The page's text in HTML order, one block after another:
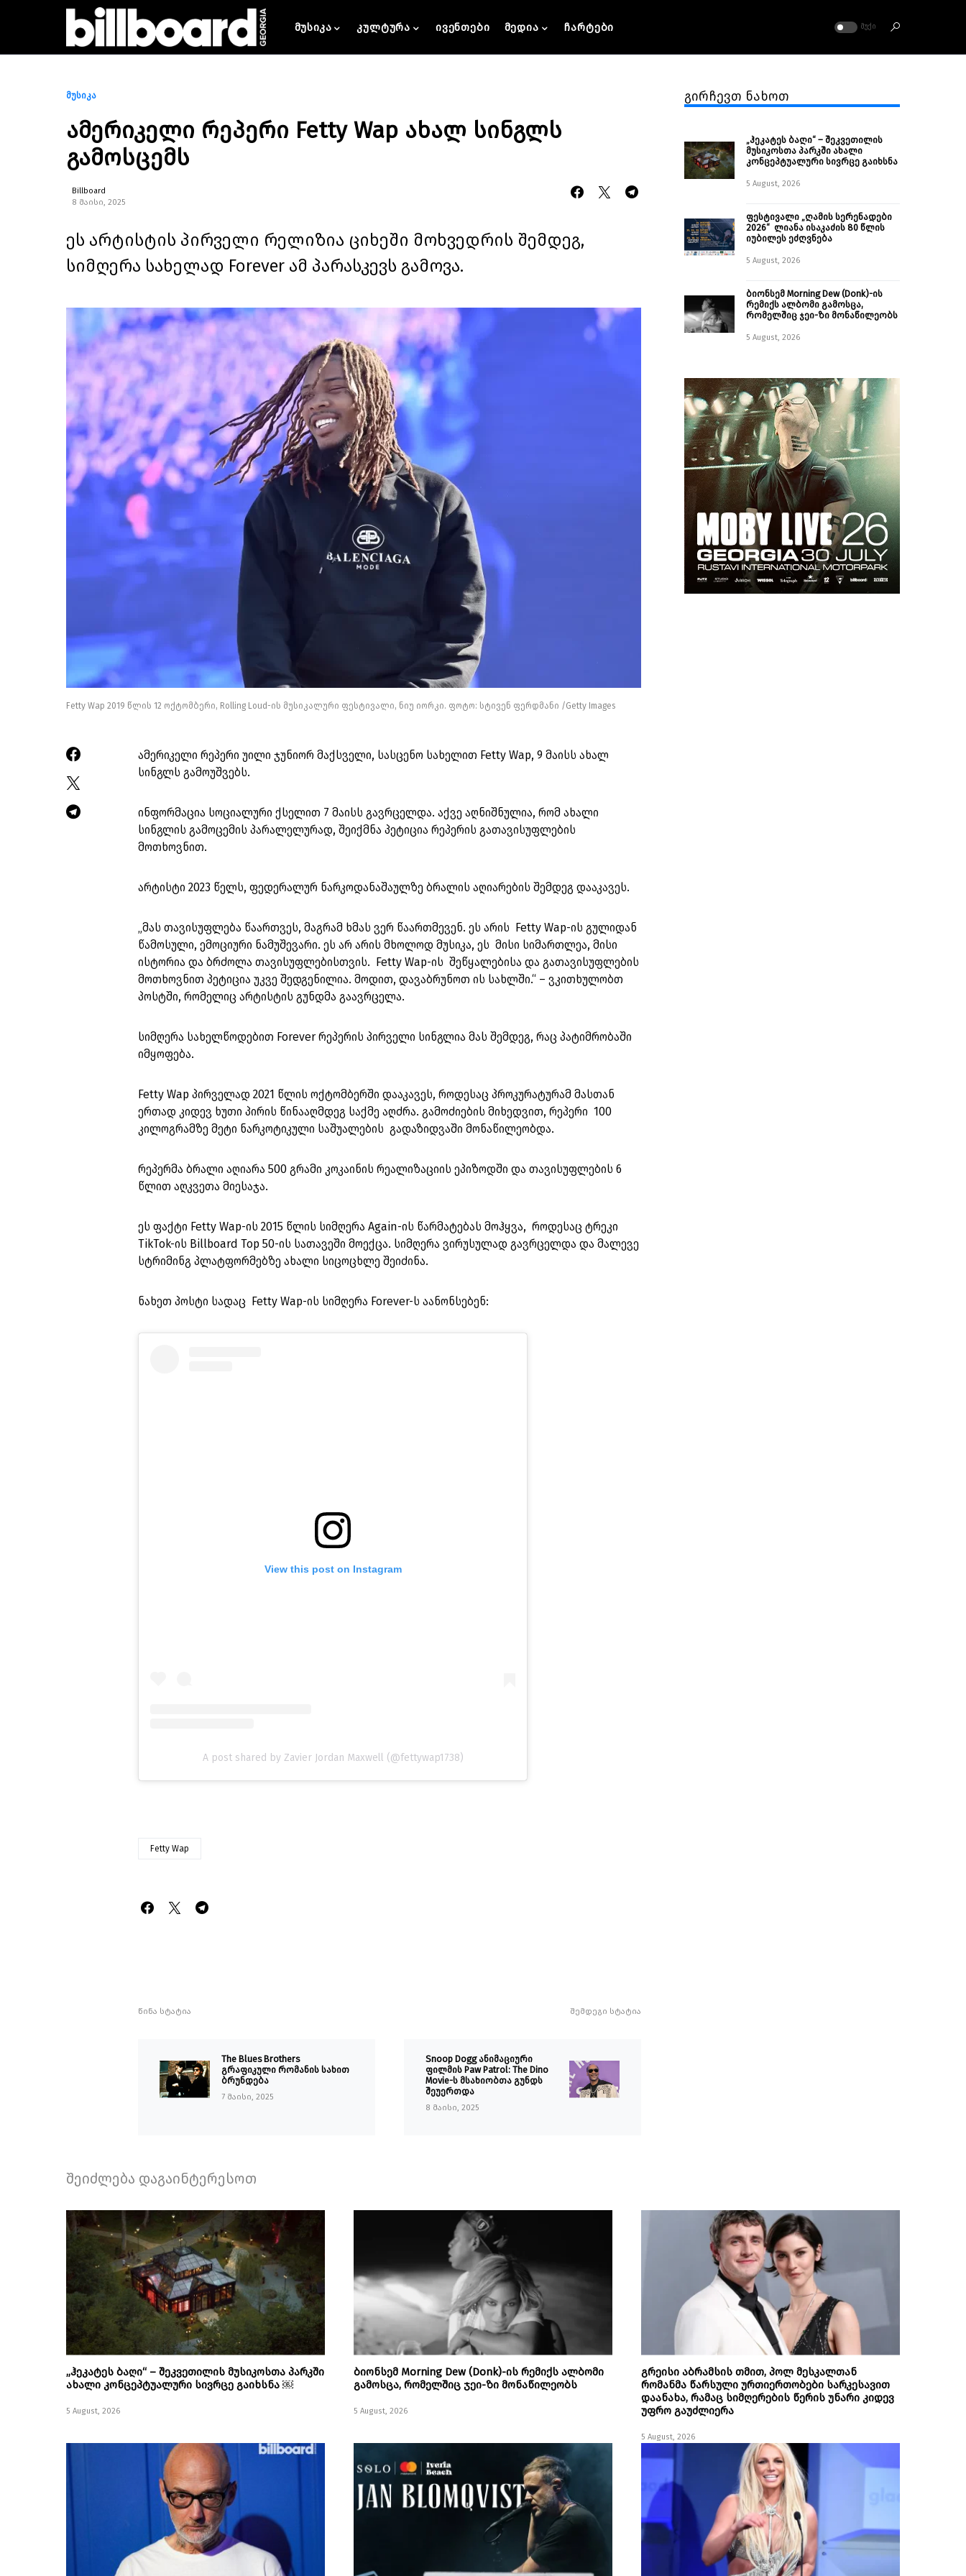
მუსიკა კულტურა ივენთები მედია ჩარტები ᲛᲣᲥᲘ
მუსიკა
ამერიკელი რეპერი Fetty Wap ახალ სინგლს
გამოსცემს
Billboard
8 მაისი, 2025
ეს არტისტის პირველი რელიზია ციხეში მოხვედრის შემდეგ,
სიმღერა სახელად Forever ამ პარასკევს გამოვა.
Fetty Wap 2019 წლის 12 ოქტომბერი, Rolling Loud-ის მუსიკალური ფესტივალი, ნიუ იორკი. ფოტო: სტივენ ფერდმანი /Getty Images
ამერიკელი რეპერი უილი ჯუნიორ მაქსველი, სასცენო სახელით Fetty Wap, 9 მაისს ახალ
სინგლს გამოუშვებს.
ინფორმაცია სოციალური ქსელით 7 მაისს გავრცელდა. აქვე აღნიშნულია, რომ ახალი
სინგლის გამოცემის პარალელურად, შეიქმნა პეტიცია რეპერის გათავისუფლების
მოთხოვნით.
არტისტი 2023 წელს, ფედერალურ ნარკოდანაშაულზე ბრალის აღიარების შემდეგ დააკავეს.
„მას თავისუფლება წაართვეს, მაგრამ ხმას ვერ წაართმევენ. ეს არის Fetty Wap-ის გულიდან
წამოსული, ემოციური ნამუშევარი. ეს არ არის მხოლოდ მუსიკა, ეს მისი სიმართლეა, მისი
ისტორია და ბრძოლა თავისუფლებისთვის. Fetty Wap-ის შეწყალებისა და გათავისუფლების
მოთხოვნით პეტიცია უკვე შედგენილია. მოდით, დავაბრუნოთ ის სახლში.“ – ვკითხულობთ
პოსტში, რომელიც არტისტის გუნდმა გაავრცელა.
სიმღერა სახელწოდებით Forever რეპერის პირველი სინგლია მას შემდეგ, რაც პატიმრობაში
იმყოფება.
Fetty Wap პირველად 2021 წლის ოქტომბერში დააკავეს, როდესაც პროკურატურამ მასთან
ერთად კიდევ ხუთი პირის წინააღმდეგ საქმე აღძრა. გამოძიების მიხედვით, რეპერი 100
კილოგრამზე მეტი ნარკოტიკული საშუალების გადაზიდვაში მონაწილეობდა.
რეპერმა ბრალი აღიარა 500 გრამი კოკაინის რეალიზაციის ეპიზოდში და თავისუფლების 6
წლით აღკვეთა მიესაჯა.
ეს ფაქტი Fetty Wap-ის 2015 წლის სიმღერა Again-ის წარმატებას მოჰყვა, როდესაც ტრეკი
TikTok-ის Billboard Top 50-ის სათავეში მოექცა. სიმღერა ვირუსულად გავრცელდა და მალევე
სტრიმინგ პლატფორმებზე ახალი სიცოცხლე შეიძინა.
ნახეთ პოსტი სადაც Fetty Wap-ის სიმღერა Forever-ს აანონსებენ:
View this post on Instagram
A post shared by Zavier Jordan Maxwell (@fettywap1738)
Fetty Wap
წინა სტატია
The Blues Brothers
გრაფიკული რომანის სახით
ბრუნდება
7 მაისი, 2025
შემდეგი სტატია
Snoop Dogg ანიმაციური
ფილმის Paw Patrol: The Dino
Movie-ს მსახიობთა გუნდს
შეუერთდა
8 მაისი, 2025
გირჩევთ ნახოთ
„ჰეკატეს ბაღი“ – შეკვეთილის
მუსიკოსთა პარკში ახალი
კონცეპტუალური სივრცე გაიხსნა ￼
5 August, 2026
ფესტივალი „ღამის სერენადები
2026“ ლიანა ისაკაძის 80 წლის
იუბილეს ეძღვნება
5 August, 2026
ბიონსემ Morning Dew (Donk)-ის
რემიქს ალბომი გამოსცა,
რომელშიც ჯეი-ზი მონაწილეობს
5 August, 2026
შეიძლება დაგაინტერესოთ
„ჰეკატეს ბაღი“ – შეკვეთილის მუსიკოსთა პარკში
ახალი კონცეპტუალური სივრცე გაიხსნა ￼
5 August, 2026
ბიონსემ Morning Dew (Donk)-ის რემიქს ალბომი
გამოსცა, რომელშიც ჯეი-ზი მონაწილეობს
5 August, 2026
გრეისი აბრამსის თმით, პოლ მესკალთან
რომანმა წარსული ურთიერთობები სარკესავით
დაანახა, რამაც სიმღერების წერის უნარი კიდევ
უფრო გაუძლიერა
5 August, 2026